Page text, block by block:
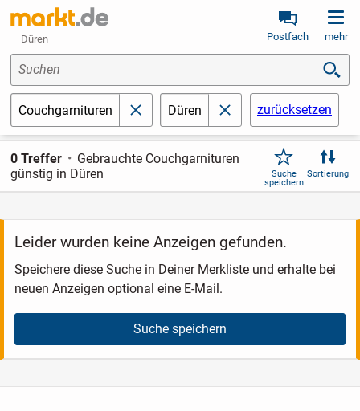
Düren Postfach mehr
Suchen
Couchgarnituren schließen
Düren schließenzurücksetzen
0 Treffer
Gebrauchte Couchgarnituren
günstig in Düren
Suche
speichern
Sortierung
Leider wurden keine Anzeigen gefunden.
Speichere diese Suche in Deiner Merkliste und erhalte bei
neuen Anzeigen optional eine E-Mail.
Suche speichern